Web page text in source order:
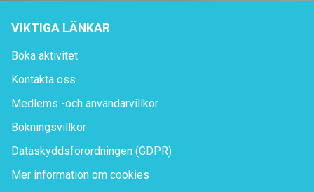
VIKTIGA LÄNKAR
Boka aktivitet
Kontakta oss
Medlems -och användarvillkor
Bokningsvillkor
Dataskyddsförordningen (GDPR)
Mer information om cookies